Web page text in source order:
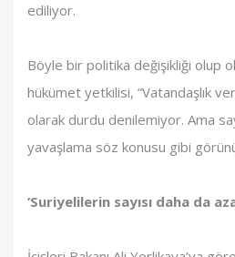
ediliyor.
Böyle bir politika değişikliği olup
hükümet yetkilisi, “Vatandaşlık
olarak durdu denilemiyor. Ama
yavaşlama söz konusu gibi
‘Suriyelilerin sayısı daha da